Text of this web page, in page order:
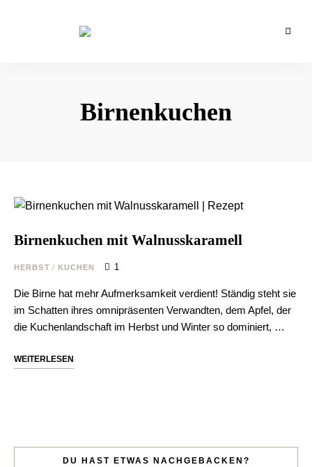
Birnenkuchen
Birnenkuchen mit Walnusskaramell
HERBST / KUCHEN 1
Die Birne hat mehr Aufmerksamkeit verdient! Ständig steht sie
im Schatten ihres omnipräsenten Verwandten, dem Apfel, der
die Kuchenlandschaft im Herbst und Winter so dominiert, …
WEITERLESEN
DU HAST ETWAS NACHGEBACKEN?